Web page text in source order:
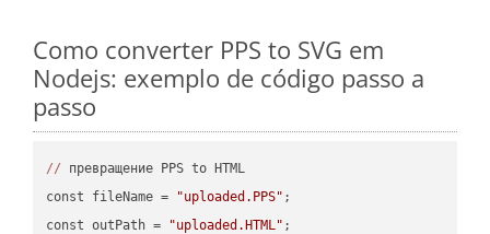
Como converter PPS to SVG em
Nodejs: exemplo de código passo a
passo
// превращение PPS to HTML
const fileName =
"uploaded.PPS" ;
const outPath =
"uploaded.HTML" ;